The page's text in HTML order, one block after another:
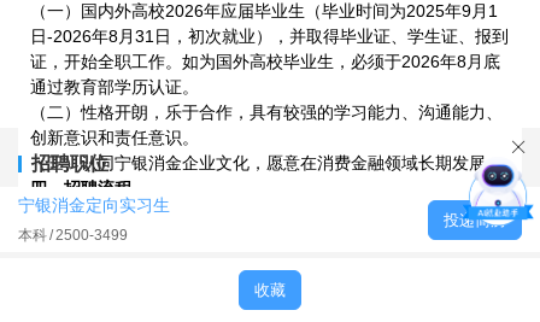
（一）国内外高校2026年应届毕业生（毕业时间为2025年9月1
日-2026年8月31日，初次就业），并取得毕业证、学生证、报到
证，开始全职工作。如为国外高校毕业生，必须于2026年8月底
通过教育部学历认证。
（二）性格开朗，乐于合作，具有较强的学习能力、沟通能力、
创新意识和责任意识。
（三）认同宁银消金企业文化，愿意在消费金融领域长期发展。
四、招聘流程
网申—初面—笔试测评—复试—暑期实习offer—线下实习—秋招
提前批终面
招聘职位
宁银消金定向实习生
本科 2500-3499
投递简历
收藏